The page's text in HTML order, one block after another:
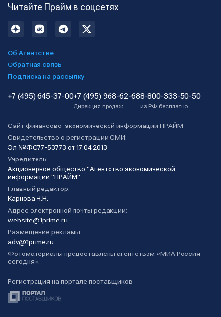
Читайте Прайм в соцсетях
Об Агентстве
Обратная связь
Подписка на рассылку
+7 (495) 645-37-00+7 (495) 968-62-68
Дирекция продаж
8-800-333-50-50
из РФ бесплатно
Сайт финансово-экономической информации ПРАЙМ
Свидетельство о регистрации СМИ:
Эл №ФС77-53773 от 17.04.2013
Учредитель:
Акционерное общество "Агентство экономической
информации "ПРАЙМ"
Главный редактор:
Карнова Н.Н.
Адрес электронной почты редакции:
website@1prime.ru
Размещение рекламы:
adv@1prime.ru
Фотоматериалы предоставлены агентством «МИА Россия
сегодня».
Регистрация на портале поставщиков